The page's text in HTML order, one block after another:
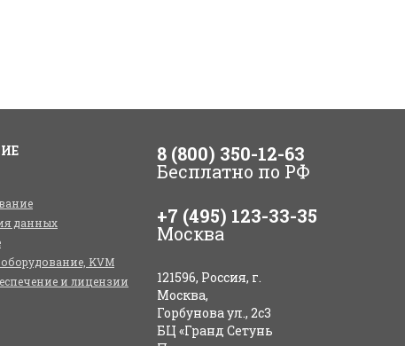
данных
KVM
и лицензии
8 (800) 350-12-63
Бесплатно по РФ
+7 (495) 123-33-35
Москва
121596, Россия, г.
Москва,
Горбунова ул., 2с3
БЦ «Гранд Сетунь